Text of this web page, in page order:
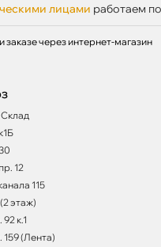
лицами работаем
заказе через интернет-магазин
12
115
этаж)
к.1
159 (Лента)